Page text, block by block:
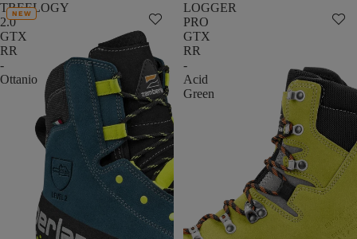
TREELOGY
2.0
GTX
RR
-
Ottanio
NEW
LOGGER
PRO
GTX
RR
-
Acid
Green